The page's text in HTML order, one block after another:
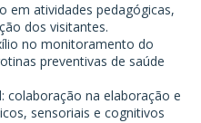
em atividades pedagógicas,
dos visitantes.
no monitoramento do
preventivas de saúde
colaboração na elaboração e
sensoriais e cognitivos